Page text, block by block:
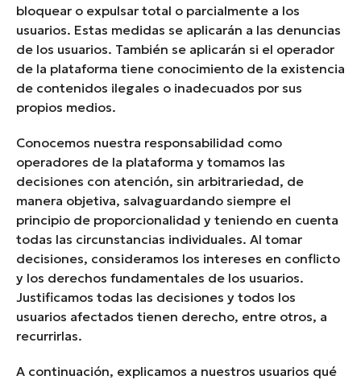
bloquear o expulsar total o parcialmente a los
usuarios. Estas medidas se aplicarán a las denuncias
de los usuarios. También se aplicarán si el operador
de la plataforma tiene conocimiento de la existencia
de contenidos ilegales o inadecuados por sus
propios medios.
Conocemos nuestra responsabilidad como
operadores de la plataforma y tomamos las
decisiones con atención, sin arbitrariedad, de
manera objetiva, salvaguardando siempre el
principio de proporcionalidad y teniendo en cuenta
todas las circunstancias individuales. Al tomar
decisiones, consideramos los intereses en conflicto
y los derechos fundamentales de los usuarios.
Justificamos todas las decisiones y todos los
usuarios afectados tienen derecho, entre otros, a
recurrirlas.
A continuación, explicamos a nuestros usuarios qué